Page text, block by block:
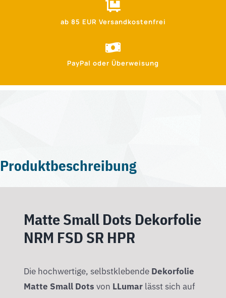
ab 85 EUR Versandkostenfrei
PayPal oder Überweisung
Produktbeschreibung
Matte Small Dots Dekorfolie
NRM FSD SR HPR
Die hochwertige, selbstklebende Dekorfolie
Matte Small Dots von LLumarlässt sich auf